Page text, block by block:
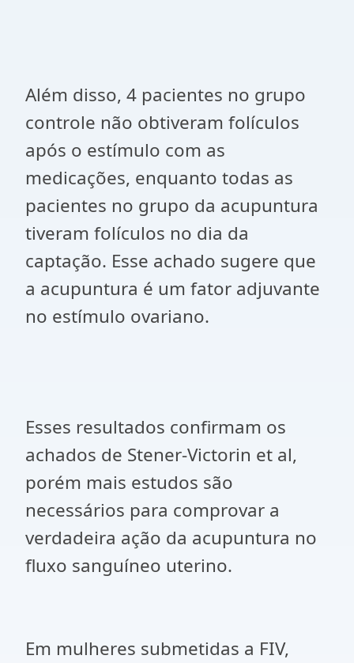
Além disso, 4 pacientes no grupo
controle não obtiveram folículos
após o estímulo com as
medicações, enquanto todas as
pacientes no grupo da acupuntura
tiveram folículos no dia da
captação. Esse achado sugere que
a acupuntura é um fator adjuvante
no estímulo ovariano.
Esses resultados confirmam os
achados de Stener-Victorin et al,
porém mais estudos são
necessários para comprovar a
verdadeira ação da acupuntura no
fluxo sanguíneo uterino.
Em mulheres submetidas a FIV,